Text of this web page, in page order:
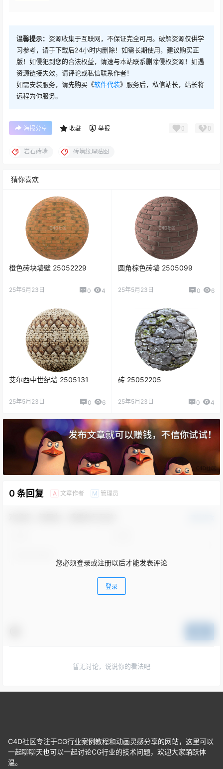
温馨提示： 资源收集于互联网，不保证完全可用。破解资源仅供学
习参考，请于下载后24小时内删除！如需长期使用，建议购买正
版！如侵犯到您的合法权益，请速与本站联系删除侵权资源！如遇
资源链接失效，请评论或私信联系作者！
如需安装服务，请先购买《软件代装》服务后，私信站长，站长将
远程为你服务。
海报分享 收藏 举报 0 0
岩石砖墙 砖墙纹理贴图
猜你喜欢
橙色砖块墙壁 25052229
25年5月23日 0 4
圆角棕色砖墙 2505099
25年5月23日 0 6
艾尔西中世纪墙 2505131
25年5月23日 0 6
砖 25052205
25年5月23日 0 4
0 条回复 A 文章作者 M 管理员
您必须登录或注册以后才能发表评论
登录
暂无讨论，说说你的看法吧
C4D社区专注于CG行业案例教程和动画灵感分享的网站，这里可以
一起聊聊天也可以一起讨论CG行业的技术问题，欢迎大家踊跃体
温。